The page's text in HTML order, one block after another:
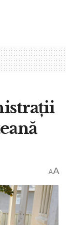
AA